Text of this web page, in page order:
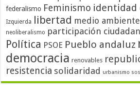
federalismo Feminismo identidad
Izquierda libertad medio ambiente
neoliberalismo participación
Política PSOE Pueblo andaluz
democracia renovables
resistencia solidaridad urbanismo